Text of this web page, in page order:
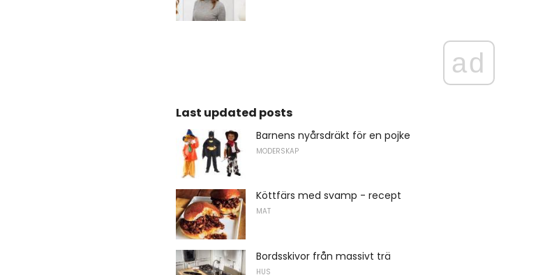
ad
Last updated posts
Barnens nyårsdräkt för en pojke
MODERSKAP
Köttfärs med svamp - recept
MAT
Bordsskivor från massivt trä
HUS